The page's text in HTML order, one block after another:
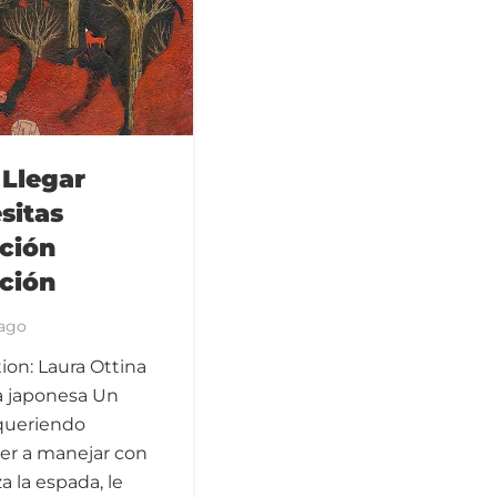
Laura Ottina
japonesa Un
a manejar con
la espada, le